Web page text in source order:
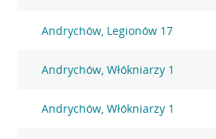
Andrychów, Legionów 17
Andrychów, Włókniarzy 1
Andrychów, Włókniarzy 1